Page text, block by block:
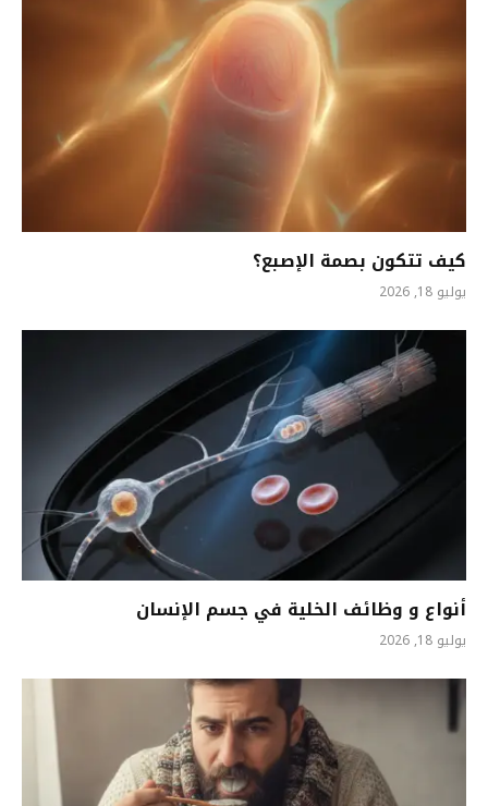
كيف تتكون بصمة الإصبع؟
يوليو 18, 2026
أنواع و وظائف الخلية في جسم الإنسان
يوليو 18, 2026